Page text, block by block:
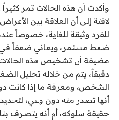
وأكدت أن هذه الحالات تمر كثيراً
لافتة إلى أن العلاقة بين
للفرد وثيقة للغاية، خصوصاً
ضغط مستمر، ويعاني ضعفاً في
مضيفة أن تشخيص هذه الحالات
دقيقاً، يتم من خلاله تحليل
الشخص، ومعرفة ما إذا كانت
أنها تصدر منه دون وعي،
حقيقة سلوكه، أم أنه يتصرف